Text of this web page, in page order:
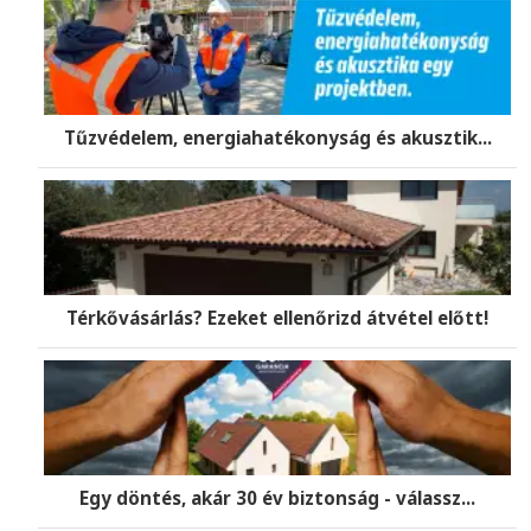
Tűzvédelem, energiahatékonyság és akusztik...
Térkővásárlás? Ezeket ellenőrizd átvétel előtt!
Egy döntés, akár 30 év biztonság - válassz...